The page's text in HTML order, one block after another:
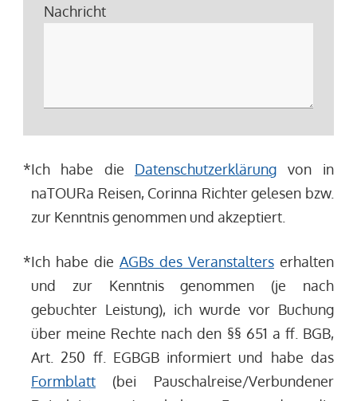
Nachricht
*Ich habe die Datenschutzerklärungvon in
naTOURa Reisen, Corinna Richter gelesen bzw.
zur Kenntnis genommen und akzeptiert.
*Ich habe die AGBs des Veranstalterserhalten
und zur Kenntnis genommen (je nach
gebuchter Leistung), ich wurde vor Buchung
über meine Rechte nach den §§ 651 a ff. BGB,
Art. 250 ff. EGBGB informiert und habe das
Formblatt(bei Pauschalreise/Verbundener